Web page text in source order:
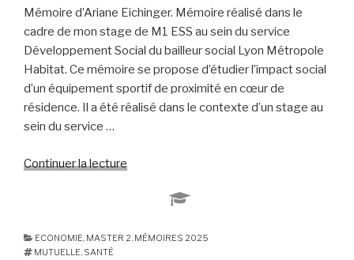
organisationnelle
au
sein
des
structures
inclusives »
Mémoire d’Ariane Eichinger. Mémoire réalisé dans le
cadre de mon stage de M1 ESS au sein du service
Développement Social du bailleur social Lyon Métropole
Habitat. Ce mémoire se propose d’étudier l’impact social
d’un équipement sportif de proximité en cœur de
résidence. Il a été réalisé dans le contexte d’un stage au
sein du service …
Continuer la lecture
équipement
ECONOMIE, MASTER 2, MÉMOIRES 2025
MUTUELLE, SANTÉ